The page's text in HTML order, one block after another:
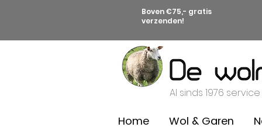
Boven €75,- gratis
verzenden!
Al sinds 1976
Home Wol & Garen